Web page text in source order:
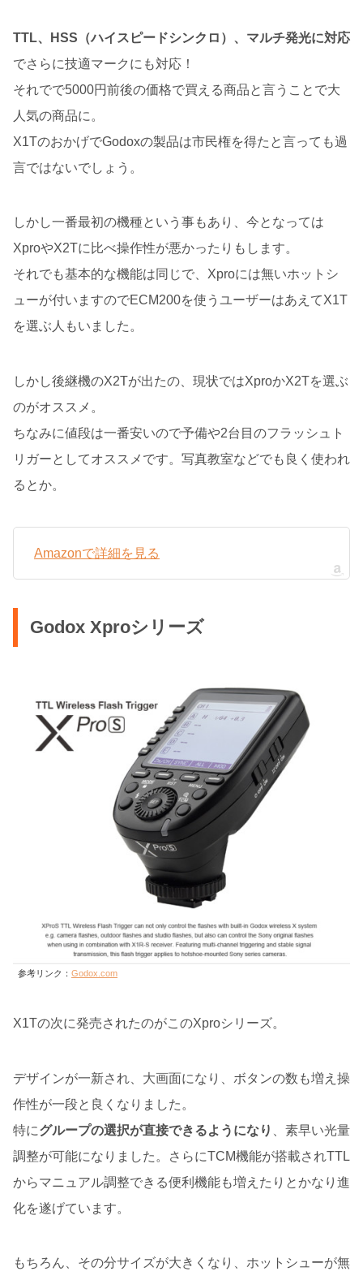
TTL、HSS（ハイスピードシンクロ）、マルチ発光に対応
でさらに技適マークにも対応！
それでで5000円前後の価格で買える商品と言うことで大
人気の商品に。
X1TのおかげでGodoxの製品は市民権を得たと言っても過
言ではないでしょう。
しかし一番最初の機種という事もあり、今となっては
XproやX2Tに比べ操作性が悪かったりもします。
それでも基本的な機能は同じで、Xproには無いホットシ
ューが付いますのでECM200を使うユーザーはあえてX1T
を選ぶ人もいました。
しかし後継機のX2Tが出たの、現状ではXproかX2Tを選ぶ
のがオススメ。
ちなみに値段は一番安いので予備や2台目のフラッシュト
リガーとしてオススメです。写真教室などでも良く使われ
るとか。
Amazonで詳細を見る
Godox Xproシリーズ
参考リンク： Godox.com
X1Tの次に発売されたのがこのXproシリーズ。
デザインが一新され、大画面になり、ボタンの数も増え操
作性が一段と良くなりました。
特にグループの選択が直接できるようになり
、素早い光量
調整が可能になりました。さらにTCM機能が搭載されTTL
からマニュアル調整できる便利機能も増えたりとかなり進
化を遂げています。
もちろん、その分サイズが大きくなり、ホットシューが無